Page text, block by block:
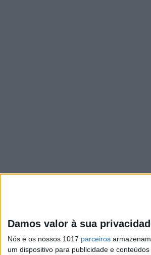
Damos valor à sua
Nós e os nossos 1017 parceiros
um dispositivo para publicidade e